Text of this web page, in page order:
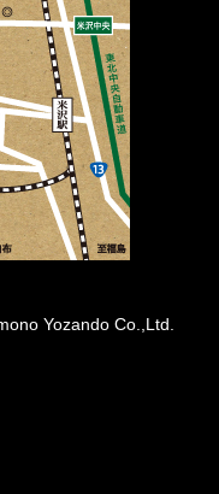
Yozando Co.,Ltd.